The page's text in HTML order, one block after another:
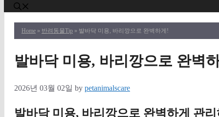
Home » 반려동물Tip » 발바닥 미용, 바리깡으로 완벽하게!
발바닥 미용, 바리깡으로 완벽
2026년 03월 02일 by petanimalscare
발바닥 미용, 바리깡으로 완벽하게 관리